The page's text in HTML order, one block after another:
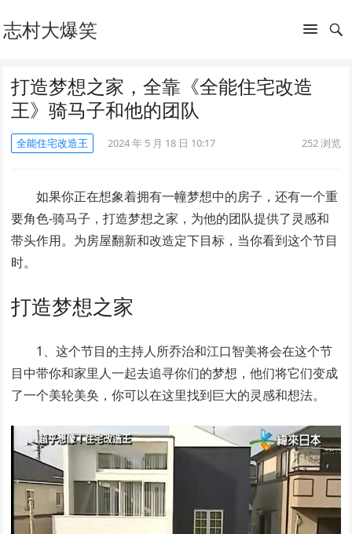
志村大爆笑
打造梦想之家，全靠《全能住宅改造
王》骑马子和他的团队
全能住宅改造王 2024 年 5 月 18 日 10:17 252浏览
如果你正在想象着拥有一幢梦想中的房子，还有一个重
要角色-骑马子，打造梦想之家，为他的团队提供了灵感和
带头作用。为房屋翻新和改造定下目标，当你看到这个节目
时。
打造梦想之家
1、这个节目的主持人所乔治和江口智美将会在这个节
目中带你和家里人一起去追寻你们的梦想，他们将它们变成
了一个美轮美奂，你可以在这里找到巨大的灵感和想法。